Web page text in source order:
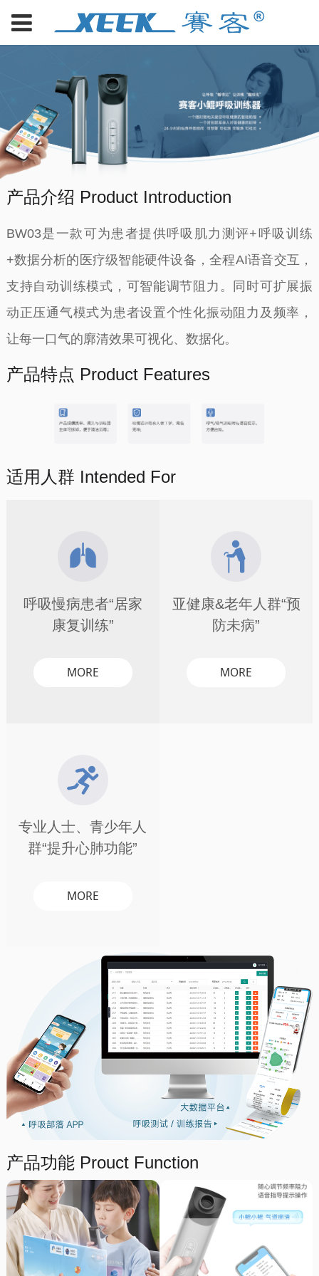
产品介绍 Product Introduction
BW03是一款可为患者提供呼吸肌力测评+呼吸训练
+数据分析的医疗级智能硬件设备，全程AI语音交互，
支持自动训练模式，可智能调节阻力。同时可扩展振
动正压通气模式为患者设置个性化振动阻力及频率，
让每一口气的廓清效果可视化、数据化。
产品特点 Product Features
适用人群 Intended For
呼吸慢病患者“居家
康复训练”
MORE
亚健康&老年人群“预
防未病”
MORE
专业人士、青少年人
群“提升心肺功能”
MORE
产品功能 Prouct Function